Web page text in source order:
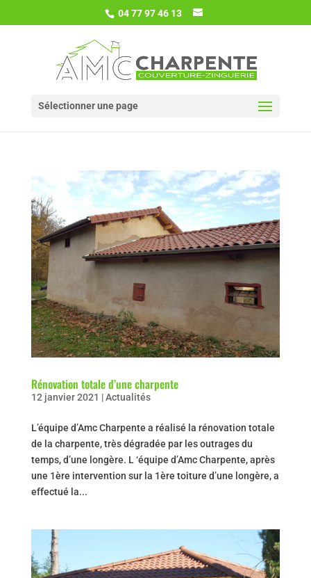
04 77 97 46 13
Sélectionner une page
Rénovation totale d’une charpente
12 janvier 2021 |Actualités
L’équipe d’Amc Charpente a réalisé la rénovation totale
de la charpente, très dégradée par les outrages du
temps, d’une longère. L ‘équipe d’Amc Charpente, après
une 1ère intervention sur la 1ère toiture d’une longère, a
effectué la...